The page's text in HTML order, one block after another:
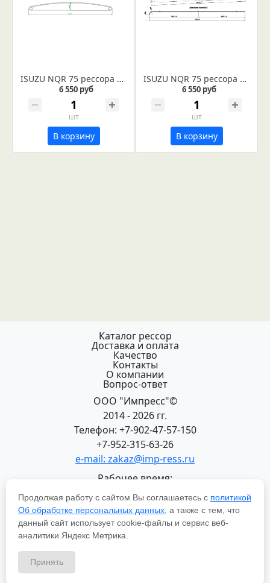
ISUZU NQR 75 рессора передняя лист № 1 (Арт. IR 07-06-01в) Лист укомплектован сайлентблоками диаметром 16 и 16,2 мм.
6 550 руб
шт
В корзину
ISUZU NQR 75 рессора передняя лист № 2 (Арт. IR 07-29-02)
6 550 руб
шт
В корзину
Каталог рессор
Доставка и оплата
Качество
Контакты
О компании
Вопрос-ответ
ООО "Импресс"©
2014 - 2026 гг.
Телефон: +7-902-47-57-150
+7-952-315-63-26
e-mail: zakaz@imp-ress.ru
Рабочее время:
пн-пт 08:00-18:00 (МСК+2)
618200, Пермский край
г.Чусовой, ул. Халтурина, 22
Политика в отношении обработки персональных
Продолжая работу с сайтом Вы соглашаетесь с политикой
Об обработке персональных данных , а также с тем, что
данный сайт использует cookie-файлы и сервис веб-
аналитики Яндекс Метрика.
Принять